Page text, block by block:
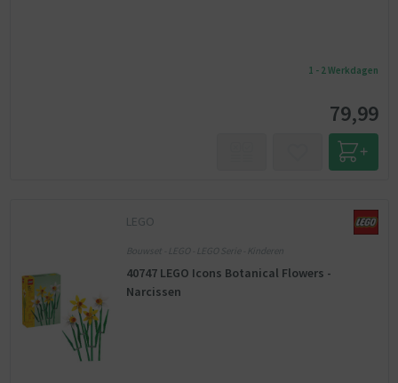
1 - 2 Werkdagen
79,99
LEGO
Bouwset - LEGO - LEGO Serie - Kinderen
40747 LEGO Icons Botanical Flowers -
Narcissen